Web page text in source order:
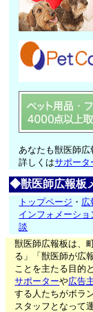
あなたも獣医師広
詳しくはサポータ
◆獣医師広報板
トップページ ・ 広
インフォメーショ
談
獣医師広報板は、
る」「獣医師が広
ことを主たる目的
サポーターや広告
する人たちがボラ
スタッフとなって